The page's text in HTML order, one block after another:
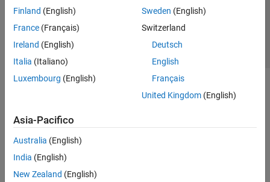
Finland (English)
France (Français)
Ireland (English)
Italia (Italiano)
Luxembourg (English)
Sweden (English)
Switzerland
Deutsch
English
Français
United Kingdom(English)
Asia-Pacifico
Australia (English)
India (English)
New Zealand (English)